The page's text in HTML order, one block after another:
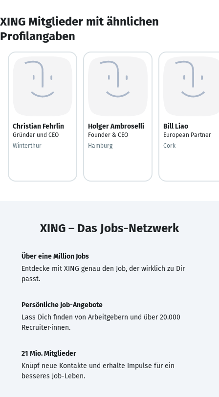
XING Mitglieder mit ähnlichen
Profilangaben
Christian Fehrlin
Gründer und CEO
Winterthur
Holger Ambroselli
Founder & CEO
Hamburg
Bill Liao
European Partner
Cork
XING – Das Jobs-Netzwerk
Über eine Million Jobs
Entdecke mit XING genau den Job, der wirklich zu Dir
passt.
Persönliche Job-Angebote
Lass Dich finden von Arbeitgebern und über 20.000
Recruiter·innen.
21 Mio. Mitglieder
Knüpf neue Kontakte und erhalte Impulse für ein
besseres Job-Leben.